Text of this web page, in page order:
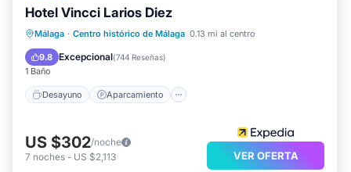
Hotel Vincci Larios Diez
Málaga · Centro histórico de Málaga 0.13 mi al centro
9.8 Excepcional(744 Reseñas)
1 Baño
Desayuno Aparcamiento
Desayuno
Aparcamiento
Aire acondicionado
US $302/noche
7 noches - US $2,113 VER OFERTA